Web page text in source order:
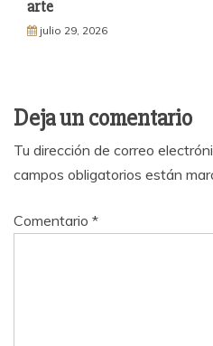
arte
julio 29, 2026
Deja un comentario
Tu dirección de correo
campos obligatorios están
Comentario *